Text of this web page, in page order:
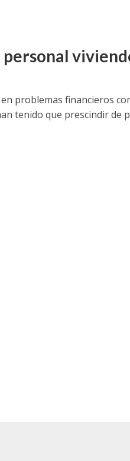
problemas financieros
tenido que prescindir de